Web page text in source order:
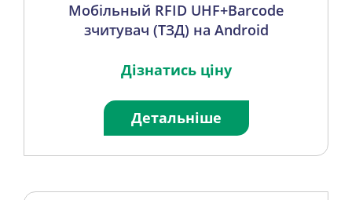
Мобільный RFID UHF+Barcode
зчитувач (ТЗД) на Android
Дізнатись ціну
Детальніше